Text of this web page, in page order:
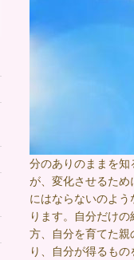
分のありのままを
が、変化させるた
にはならないのよ
ります。自分だけ
方、自分を育てた
り、自分が得るも